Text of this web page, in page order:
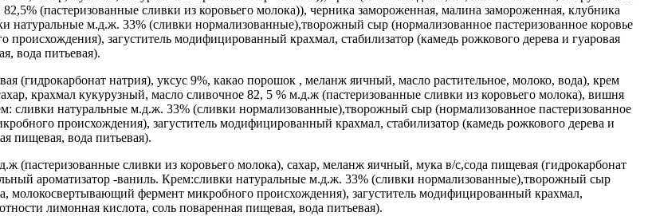
(пастеризованные сливки из коровьего молока)), черника замороженная, малина замороженная, клубника
м.д.ж. 33% (сливки нормализованные),творожный сыр (нормализованное пастеризованное коровье
загуститель модифицированный крахмал, стабилизатор (камедь рожкового дерева и гуаровая
вода питьевая).
(гидрокарбонат натрия), уксус 9%, какао порошок , меланж яичный, масло растительное, молоко, вода), крем
крахмал кукурузный, масло сливочное 82, 5 % м.д.ж (пастеризованные сливки из коровьего молока), вишня
сливки натуральные м.д.ж. 33% (сливки нормализованные),творожный сыр (нормализованное пастеризованное
происхождения), загуститель модифицированный крахмал, стабилизатор (камедь рожкового дерева и
пищевая, вода питьевая).
(пастеризованные сливки из коровьего молока), сахар, меланж яичный, мука в/с,сода пищевая (гидрокарбонат
ароматизатор -ваниль. Крем:сливки натуральные м.д.ж. 33% (сливки нормализованные),творожный сыр
молокосвертывающий фермент микробного происхождения), загуститель модифицированный крахмал,
лимонная кислота, соль поваренная пищевая, вода питьевая).